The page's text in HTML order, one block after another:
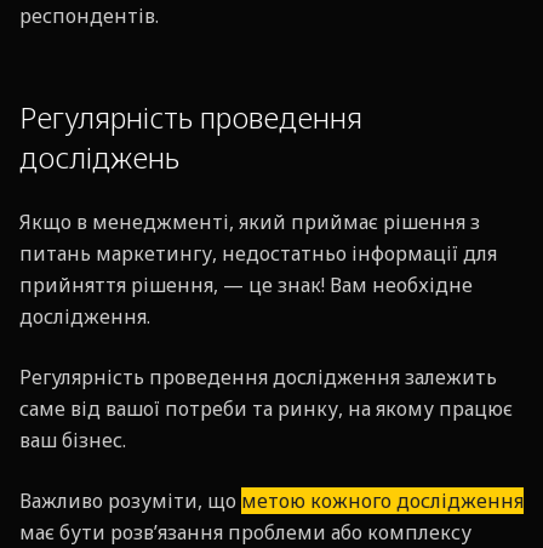
респондентів.
Регулярність проведення
досліджень
Якщо в менеджменті, який приймає рішення з
питань маркетингу, недостатньо інформації для
прийняття рішення, — це знак! Вам необхідне
дослідження.
Регулярність проведення дослідження залежить
саме від вашої потреби та ринку, на якому працює
ваш бізнес.
Важливо розуміти, що метою кожного дослідження
має бути розвʼязання проблеми або комплексу